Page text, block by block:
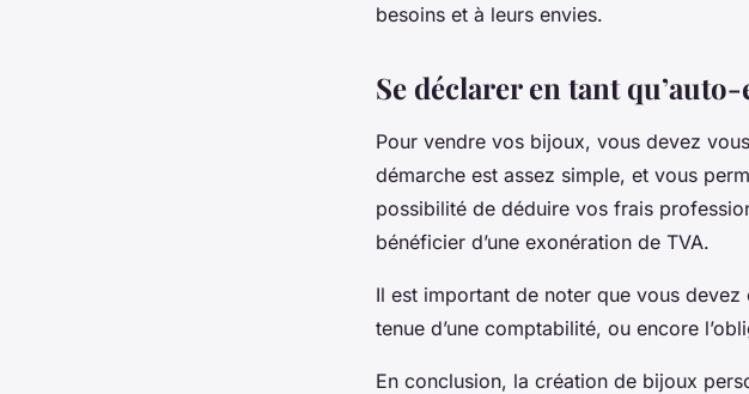
besoins et à leurs envies.
Se déclarer en tant
Pour vendre vos bijoux, vous devez
démarche est assez simple, et vous
possibilité de déduire vos frais
bénéficier d’une exonération de TVA.
Il est important de noter que vous
tenue d’une comptabilité, ou encore
En conclusion, la création de bijoux